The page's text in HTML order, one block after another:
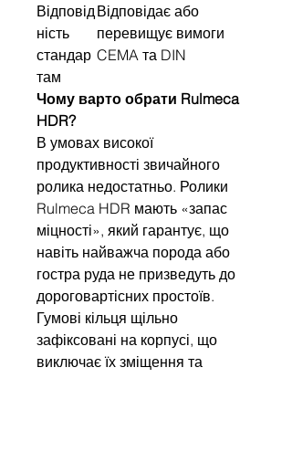
Відповід
ність
стандар
там
Відповідає або
перевищує вимоги
CEMA та DIN
Чому варто обрати Rulmeca
HDR?
В умовах високої
продуктивності звичайного
ролика недостатньо. Ролики
Rulmeca HDR мають «запас
міцності», який гарантує, що
навіть найважча порода або
гостра руда не призведуть до
дороговартісних простоїв.
Гумові кільця щільно
зафіксовані на корпусі, що
виключає їх зміщення та